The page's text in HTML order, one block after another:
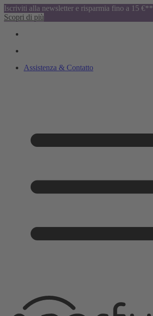
Iscriviti alla newsletter e risparmia fino a 15 €**
Scopri di più
Assistenza & Contatto